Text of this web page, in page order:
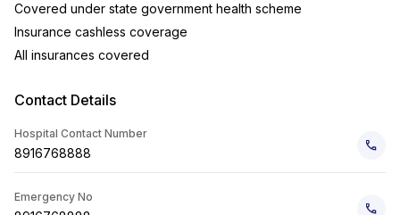
Covered under state government health scheme
Insurance cashless coverage
All insurances covered
Contact Details
Hospital Contact Number
8916768888
Emergency No